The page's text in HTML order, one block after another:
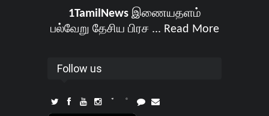
1TamilNewsஇணையதளம்
பல்வேறு தேசிய பிரச ... Read More
Follow us